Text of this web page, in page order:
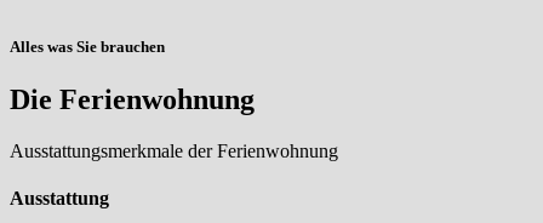
Alles was Sie brauchen
Die Ferienwohnung
Ausstattungsmerkmale der Ferienwohnung
Ausstattung
Ausstattung